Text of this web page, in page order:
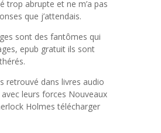
trop abrupte et ne m’a pas
que j’attendais.
sont des fantômes qui
epub gratuit ils sont
retrouvé dans livres audio
leurs forces Nouveaux
Holmes télécharger